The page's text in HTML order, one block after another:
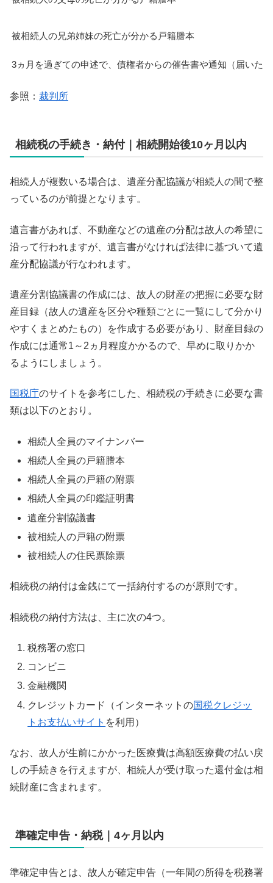
被相続人の兄弟姉妹の死亡が分かる戸籍謄本
3ヵ月を過ぎての申述で、債権者からの催告書や通知（届いた
参照： 裁判所
相続税の手続き・納付｜相続開始後10ヶ月以内
相続人が複数いる場合は、遺産分配協議が相続人の間で整
っているのが前提となります。
遺言書があれば、不動産などの遺産の分配は故人の希望に
沿って行われますが、遺言書がなければ法律に基づいて遺
産分配協議が行なわれます。
遺産分割協議書の作成には、故人の財産の把握に必要な財
産目録（故人の遺産を区分や種類ごとに一覧にして分かり
やすくまとめたもの）を作成する必要があり、財産目録の
作成には通常1～2ヵ月程度かかるので、早めに取りかか
るようにしましょう。
国税庁のサイトを参考にした、相続税の手続きに必要な書
類は以下のとおり。
相続人全員のマイナンバー
相続人全員の戸籍謄本
相続人全員の戸籍の附票
相続人全員の印鑑証明書
遺産分割協議書
被相続人の戸籍の附票
被相続人の住民票除票
相続税の納付は金銭にて一括納付するのが原則です。
相続税の納付方法は、主に次の4つ。
税務署の窓口
コンビニ
金融機関
クレジットカード（インターネットの国税クレジッ
トお支払いサイト を利用）
なお、故人が生前にかかった医療費は高額医療費の払い戻
しの手続きを行えますが、相続人が受け取った還付金は相
続財産に含まれます。
準確定申告・納税｜4ヶ月以内
準確定申告とは、故人が確定申告（一年間の所得を税務署